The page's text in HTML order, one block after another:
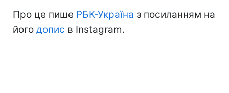
Про це пише РБК-Україна з посиланням на
його допис в Instagram.